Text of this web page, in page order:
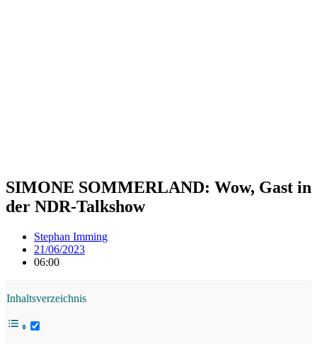
SIMONE SOMMERLAND: Wow, Gast in
der NDR-Talkshow
Stephan Imming
21/06/2023
06:00
Inhaltsverzeichnis